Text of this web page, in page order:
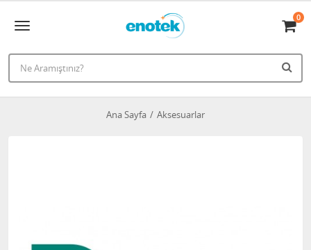
0
Ana Sayfa Aksesuarlar